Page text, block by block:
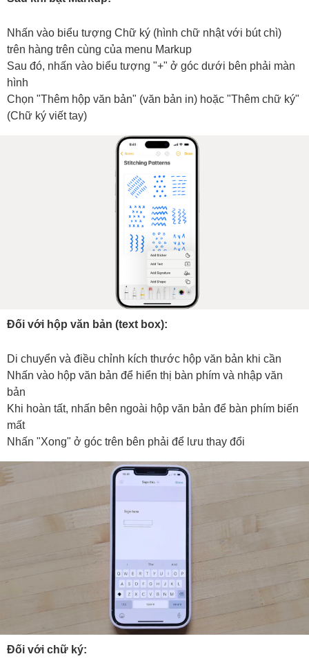
Nhấn vào biểu tượng Chữ ký (hình chữ nhật với bút chì)
trên hàng trên cùng của menu Markup
Sau đó, nhấn vào biểu tượng "+" ở góc dưới bên phải màn
hình
Chọn "Thêm hộp văn bản" (văn bản in) hoặc "Thêm chữ ký"
(Chữ ký viết tay)
Đối với hộp văn bản (text box):
Di chuyển và điều chỉnh kích thước hộp văn bản khi cần
Nhấn vào hộp văn bản để hiển thị bàn phím và nhập văn
bản
Khi hoàn tất, nhấn bên ngoài hộp văn bản để bàn phím biến
mất
Nhấn "Xong" ở góc trên bên phải để lưu thay đổi
Đối với chữ ký: